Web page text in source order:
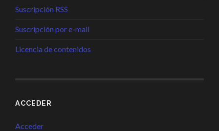
Suscripción RSS
Suscripción por e-mail
Licencia de contenidos
ACCEDER
Acceder